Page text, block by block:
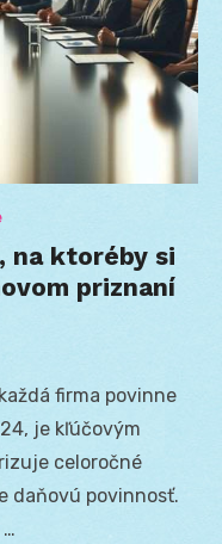
na ktoréby si
priznaní
firma povinne
je kľúčovým
celoročné
daňovú povinnosť.